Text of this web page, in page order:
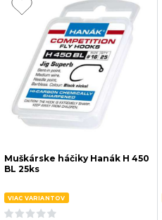
Muškárske háčiky Hanák H 450
BL 25ks
VIAC VARIANTOV